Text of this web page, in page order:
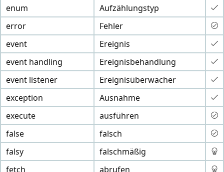
enum
Aufzählungstyp
error
Fehler
event
Ereignis
event handling
Ereignisbehandlung
event listener
Ereignisüberwacher
exception
Ausnahme
execute
ausführen
false
falsch
falsy
falschmäßig
fetch
abrufen